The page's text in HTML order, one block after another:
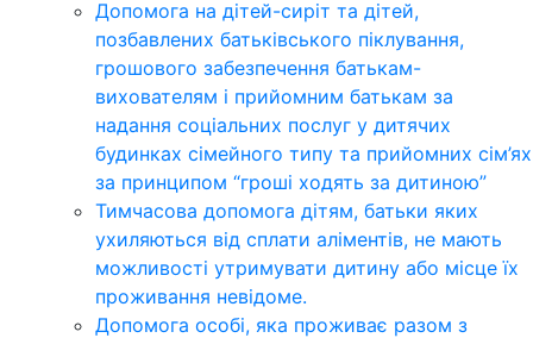
Допомога на дітей-сиріт та дітей,
позбавлених батьківського піклування,
грошового забезпечення батькам-
вихователям і прийомним батькам за
надання соціальних послуг у дитячих
будинках сімейного типу та прийомних сім’ях
за принципом “гроші ходять за дитиною”
Тимчасова допомога дітям, батьки яких
ухиляються від сплати аліментів, не мають
можливості утримувати дитину або місце їх
проживання невідоме.
Допомога особі, яка проживає разом з